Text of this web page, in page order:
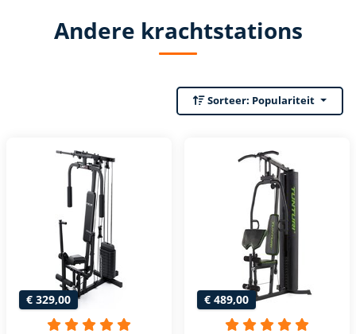
Andere krachtstations
Sorteer: Populariteit
€ 329,00 € 489,00